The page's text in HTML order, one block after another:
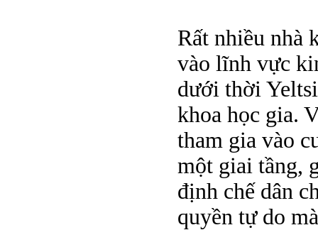
Rất nhiều nhà
vào lĩnh vực
dưới thời
khoa học gia.
tham gia vào
một giai tầng,
định chế dân
quyền tự do